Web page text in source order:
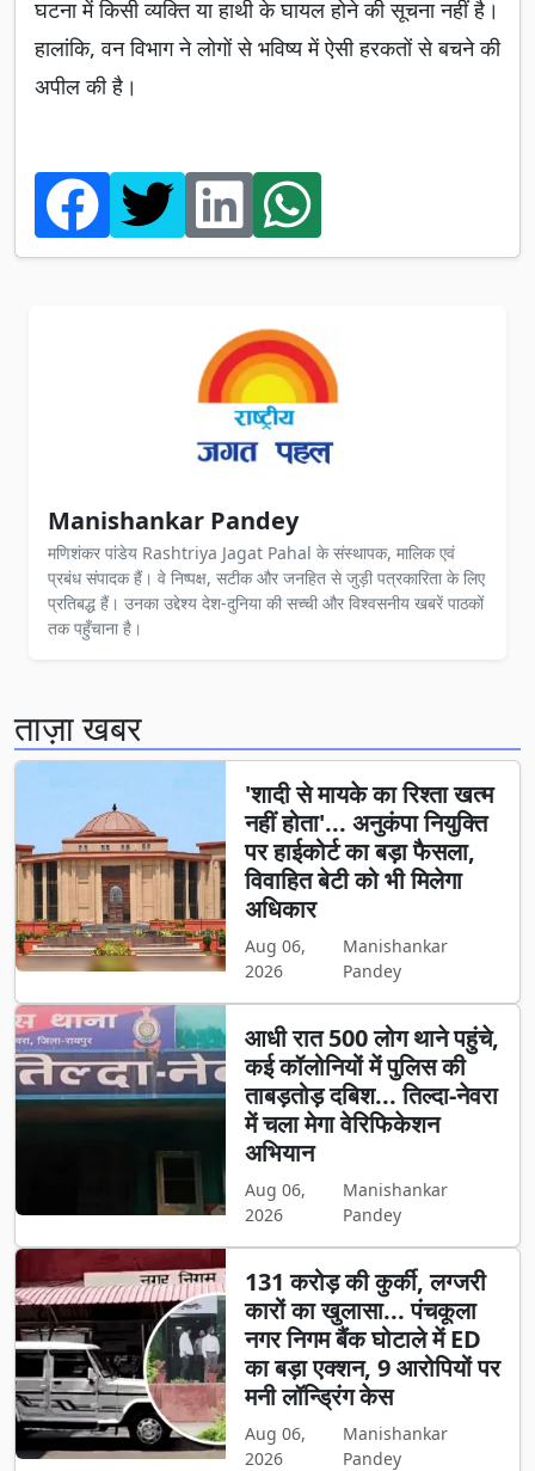
घटना में किसी व्यक्ति या हाथी के घायल होने की सूचना नहीं है।
हालांकि, वन विभाग ने लोगों से भविष्य में ऐसी हरकतों से बचने की
अपील की है।
Manishankar Pandey
मणिशंकर पांडेय Rashtriya Jagat Pahal के संस्थापक, मालिक एवं
प्रबंध संपादक हैं। वे निष्पक्ष, सटीक और जनहित से जुड़ी पत्रकारिता के लिए
प्रतिबद्ध हैं। उनका उद्देश्य देश-दुनिया की सच्ची और विश्वसनीय खबरें पाठकों
तक पहुँचाना है।
ताज़ा खबर
'शादी से मायके का रिश्ता खत्म
नहीं होता'... अनुकंपा नियुक्ति
पर हाईकोर्ट का बड़ा फैसला,
विवाहित बेटी को भी मिलेगा
अधिकार
Aug 06,
2026
Manishankar
Pandey
आधी रात 500 लोग थाने पहुंचे,
कई कॉलोनियों में पुलिस की
ताबड़तोड़ दबिश... तिल्दा-नेवरा
में चला मेगा वेरिफिकेशन
अभियान
Aug 06,
2026
Manishankar
Pandey
131 करोड़ की कुर्की, लग्जरी
कारों का खुलासा... पंचकूला
नगर निगम बैंक घोटाले में ED
का बड़ा एक्शन, 9 आरोपियों पर
मनी लॉन्ड्रिंग केस
Aug 06,
2026
Manishankar
Pandey